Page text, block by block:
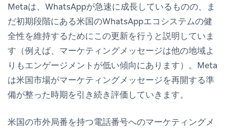
Metaは、WhatsAppが急速に成長しているものの、ま
だ初期段階にある米国のWhatsAppエコシステムの健
全性を維持するためにこの更新を行うと説明していま
す（例えば、マーケティングメッセージは他の地域よ
りもエンゲージメントが低い傾向にあります）。Meta
は米国市場がマーケティングメッセージを再開する準
備が整った時期を引き続き評価していきます。
米国の市外局番を持つ電話番号へのマーケティングメ